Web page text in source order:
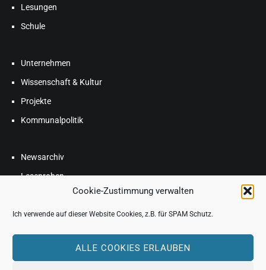
Cookie-Zustimmung verwalten
Ich verwende auf dieser Website Cookies, z.B. für SPAM Schutz.
ALLE COOKIES ERLAUBEN
Lesungen
Schule
Unternehmen
Wissenschaft & Kultur
Projekte
Kommunalpolitik
Newsarchiv
Leseproben
FAQ